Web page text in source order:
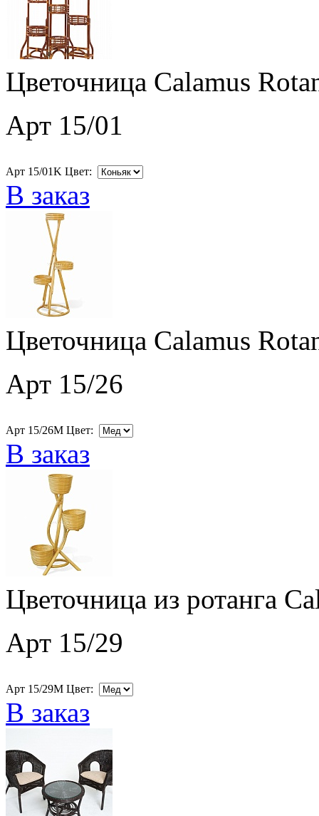
Цветочница Calamus
Арт 15/01
Арт 15/01K Цвет:
В заказ
Цветочница Calamus
Арт 15/26
Арт 15/26M Цвет:
В заказ
Цветочница из ротанга
Арт 15/29
Арт 15/29M Цвет:
В заказ